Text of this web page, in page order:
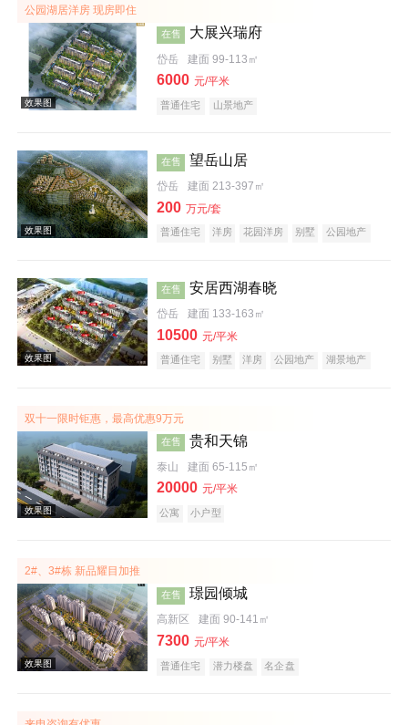
效果图
效果图
公园湖居洋房 现房即住
在售 大展兴瑞府
岱岳 建面 99-113㎡
6000 元/平米
普通住宅 山景地产
在售 望岳山居
岱岳 建面 213-397㎡
200 万元/套
普通住宅 洋房 花园洋房 别墅
公园地产
在售
安居西湖春晓
岱岳 建面 133-163㎡
10500 元/平米
普通住宅 别墅 洋房 公园地产
湖景地产
双十一限时钜惠，最高优惠9万元
在售 贵和天锦
泰山 建面 65-115㎡
20000 元/平米
公寓 小户型
2#、3#栋 新品耀目加推
在售 璟园倾城
高新区 建面 90-141㎡
7300 元/平米
普通住宅 潜力楼盘 名企盘